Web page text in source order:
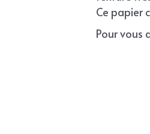
Ce papier
Pour vous